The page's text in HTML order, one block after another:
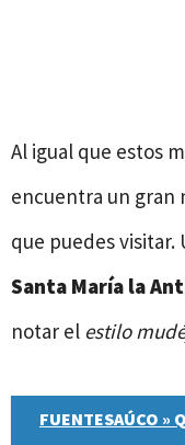
Al igual que estos
encuentra un gran
que puedes visitar.
Santa María la
notar el estilo
FUENTESAÚCO »